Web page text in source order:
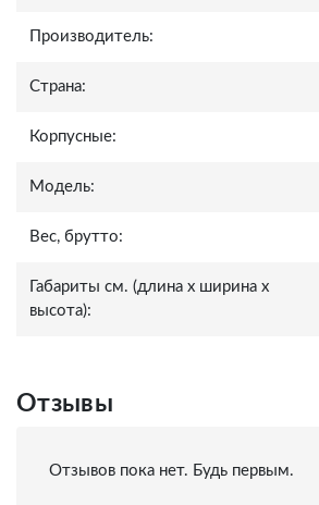
Производитель:
Страна:
Корпусные:
Модель:
Вес, брутто:
Габариты см. (длина x ширина x
высота):
Отзывы
Отзывов пока нет. Будь первым.